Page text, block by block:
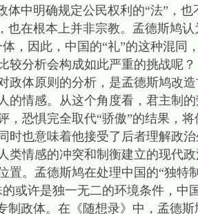
体中明确规定公民权利的“法”，
也在根本上并非宗教。孟德斯鸠
，因此，中国的“礼”的这种混同
较分析会构成如此严重的挑战呢？
政体原则的分析，是孟德斯鸠改
的情感。从这个角度看，君主制
，恐惧完全取代“骄傲”的结果，
时也意味着他接受了后者理解政
类情感的冲突和制衡建立的现代
置。孟德斯鸠在处理中国的“独特
或许是独一无二的环境条件，
制政体。在《随想录》中，孟德